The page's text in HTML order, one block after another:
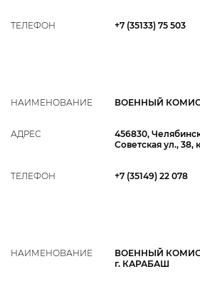
ТЕЛЕФОН +7 (35133) 75 503
НАИМЕНОВАНИЕ ВОЕННЫЙ
АДРЕС
456830,
Советская ул., 38,
ТЕЛЕФОН +7 (35149) 22 078
НАИМЕНОВАНИЕ
ВОЕННЫЙ
г. КАРАБАШ